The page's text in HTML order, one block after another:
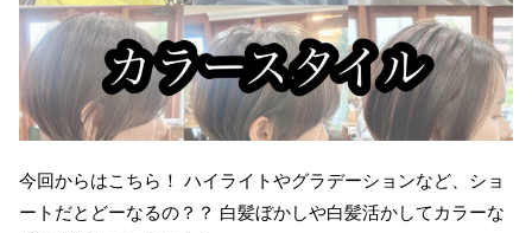
今回からはこちら！ ハイライトやグラデーションなど、ショ
ートだとどーなるの？？ 白髪ぼかしや白髪活かしてカラーな